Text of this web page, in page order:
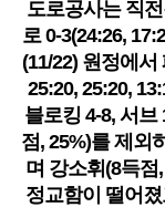
도로공사는 직
로 0-3(24:26,
(11/22) 원정에서
25:20, 25:20,
블로킹 4-8, 서브
점, 25%)를 제외
며 강소휘(8득점
정교함이 떨어